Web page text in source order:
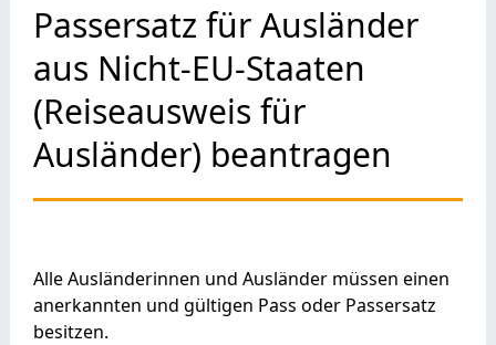
Passersatz für Ausländer
aus Nicht-EU-Staaten
(Reiseausweis für
Ausländer) beantragen
Alle Ausländerinnen und Ausländer müssen einen
anerkannten und gültigen Pass oder Passersatz
besitzen.